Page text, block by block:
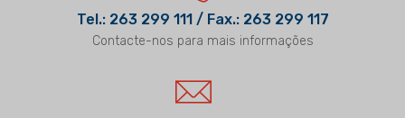
Tel.: 263 299 111 / Fax.: 263 299 117
Contacte-nos para mais informações